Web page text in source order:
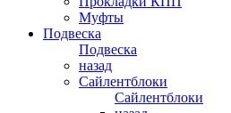
Муфты
Подвеска
Подвеска
назад
Сайлентблоки
Сайлентблоки